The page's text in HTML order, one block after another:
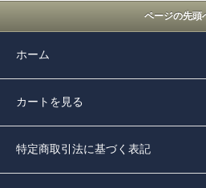
ページの先頭
ホーム
カートを見る
特定商取引法に基づく表記